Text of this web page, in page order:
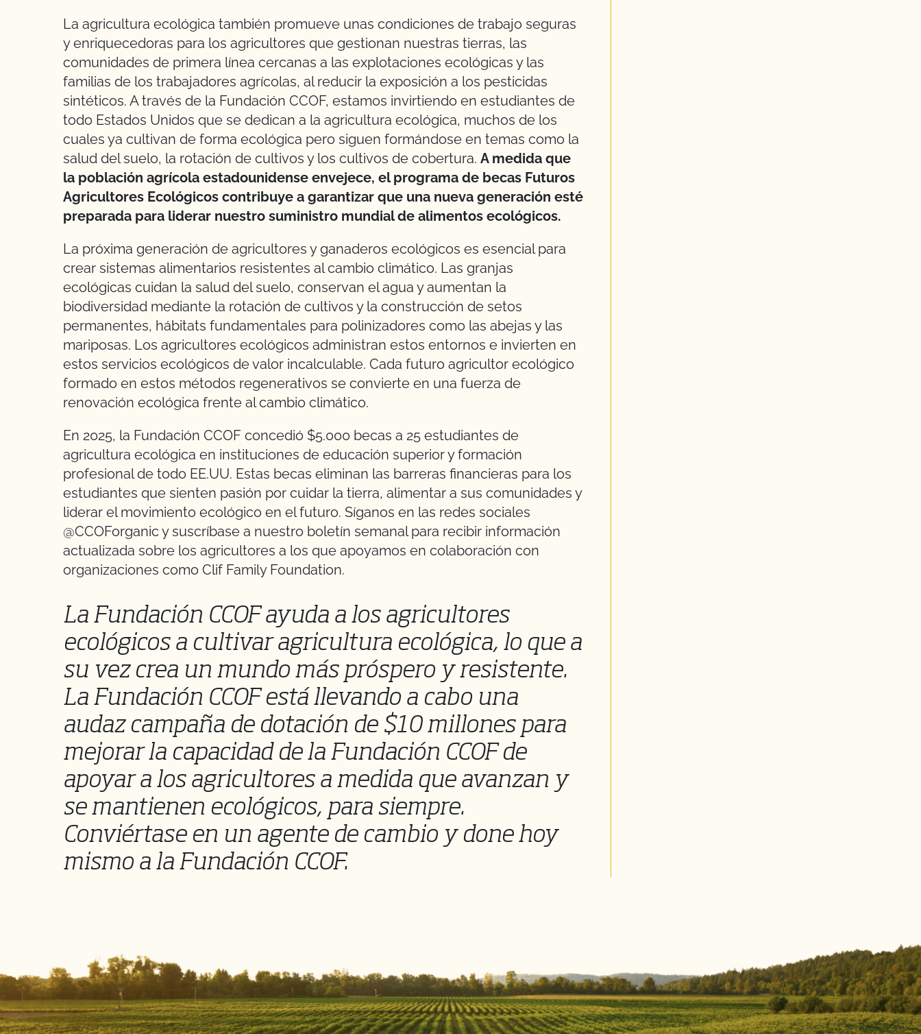
La agricultura ecológica también promueve unas condiciones de trabajo seguras
y enriquecedoras para los agricultores que gestionan nuestras tierras, las
comunidades de primera línea cercanas a las explotaciones ecológicas y las
familias de los trabajadores agrícolas, al reducir la exposición a los pesticidas
sintéticos. A través de la Fundación CCOF, estamos invirtiendo en estudiantes de
todo Estados Unidos que se dedican a la agricultura ecológica, muchos de los
cuales ya cultivan de forma ecológica pero siguen formándose en temas como la
salud del suelo, la rotación de cultivos y los cultivos de cobertura. A medida que
la población agrícola estadounidense envejece, el programa de becas Futuros
Agricultores Ecológicos contribuye a garantizar que una nueva generación esté
preparada para liderar nuestro suministro mundial de alimentos ecológicos.
La próxima generación de agricultores y ganaderos ecológicos es esencial para
crear sistemas alimentarios resistentes al cambio climático. Las granjas
ecológicas cuidan la salud del suelo, conservan el agua y aumentan la
biodiversidad mediante la rotación de cultivos y la construcción de setos
permanentes, hábitats fundamentales para polinizadores como las abejas y las
mariposas. Los agricultores ecológicos administran estos entornos e invierten en
estos servicios ecológicos de valor incalculable. Cada futuro agricultor ecológico
formado en estos métodos regenerativos se convierte en una fuerza de
renovación ecológica frente al cambio climático.
En 2025, la Fundación CCOF concedió $5.000 becas a 25 estudiantes de
agricultura ecológica en instituciones de educación superior y formación
profesional de todo EE.UU. Estas becas eliminan las barreras financieras para los
estudiantes que sienten pasión por cuidar la tierra, alimentar a sus comunidades y
liderar el movimiento ecológico en el futuro. Síganos en las redes sociales
@CCOForganic y suscríbase a nuestro boletín semanal para recibir información
actualizada sobre los agricultores a los que apoyamos en colaboración con
organizaciones como Clif Family Foundation.
La Fundación CCOF ayuda a los agricultores
ecológicos a cultivar agricultura ecológica, lo que a
su vez crea un mundo más próspero y resistente.
La Fundación CCOF está llevando a cabo una
audaz campaña de dotación de $10 millones para
mejorar la capacidad de la Fundación CCOF de
apoyar a los agricultores a medida que avanzan y
se mantienen ecológicos, para siempre.
Conviértase en un agente de cambio y done hoy
mismo a la Fundación CCOF.